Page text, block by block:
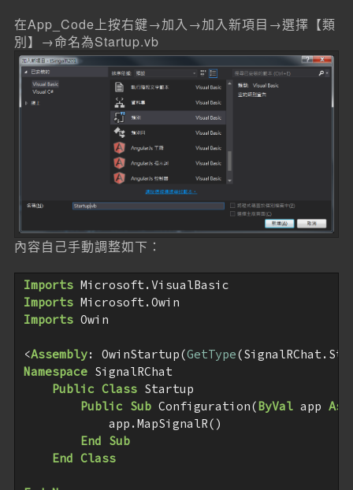
在App_Code上按右鍵→加入→加入新項目→選擇【類
別】→命名為Startup.vb
內容自己手動調整如下：
Imports
Imports
Imports Owin
<Assembly: OwinStartup(GetType
Namespace SignalRChat
Public Class Startup
Public Sub Configuration(ByVal app As
            app.MapSignalR()
End Sub
End Class